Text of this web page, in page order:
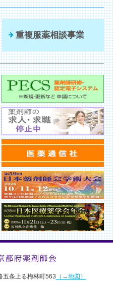
重複服薬相談事業
五条上る梅林町563 （→地図）